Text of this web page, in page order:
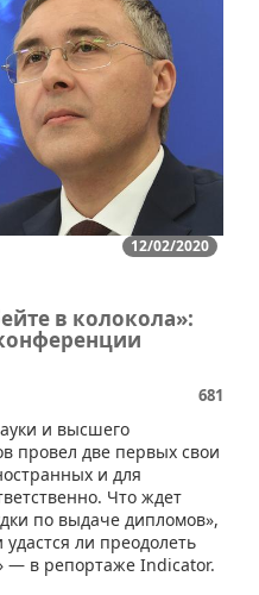
12/02/2020
в колокола»:
681
и высшего
провел две первых свои
и для
Что ждет
по выдаче дипломов»,
ли преодолеть
— в репортаже Indicator.